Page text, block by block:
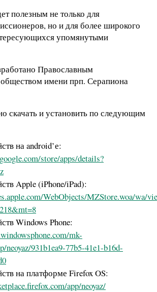
полезным не только для
но и для более широкого
упомянутыми
Православным
имени прп. Серапиона
скачать и установить по следующим
на android’е:
store/apps/details?
Apple (iPhone/iPad):
WebObjects/MZStore.woa/wa/
Windows Phone:
mk-
neoyaz/931b1ea9-77b5-41e1-b16d-
на платформе Firefox OS:
app/neoyaz/